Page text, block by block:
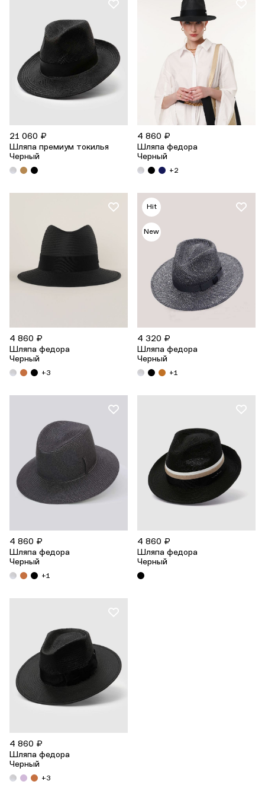
21 060 ₽
Шляпа премиум токилья
Черный
4 860 ₽
Шляпа федора
Черный
+2
4 860 ₽
Шляпа федора
Черный
+3
Hit
New
4 320 ₽
Шляпа федора
Черный
+1
4 860 ₽
Шляпа федора
Черный
+1
4 860 ₽
Шляпа федора
Черный
4 860 ₽
Шляпа федора
Черный
+3